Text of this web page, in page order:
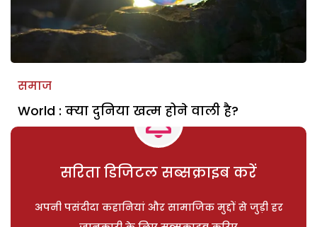
समाज
World : क्या दुनिया खत्म होने वाली है?
सरिता डिजिटल सब्सक्राइब करें
अपनी पसंदीदा कहानियां और सामाजिक मुद्दों से जुड़ी हर